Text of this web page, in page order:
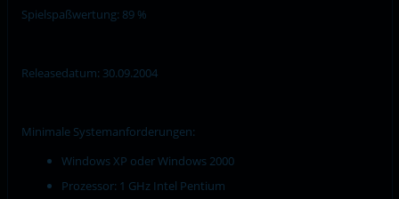
Spielspaßwertung: 89 %
Releasedatum: 30.09.2004
Minimale Systemanforderungen:
Windows XP oder Windows 2000
Prozessor: 1 GHz Intel Pentium